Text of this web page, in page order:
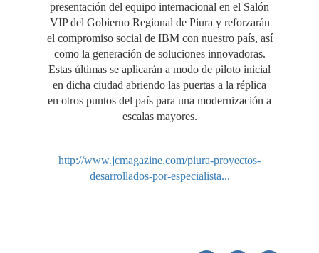
presentación del equipo internacional en el Salón
VIP del Gobierno Regional de Piura y reforzarán
el compromiso social de IBM con nuestro país, así
como la generación de soluciones innovadoras.
Estas últimas se aplicarán a modo de piloto inicial
en dicha ciudad abriendo las puertas a la réplica
en otros puntos del país para una modernización a
escalas mayores.
http://www.jcmagazine.com/piura-proyectos-
desarrollados-por-especialista...